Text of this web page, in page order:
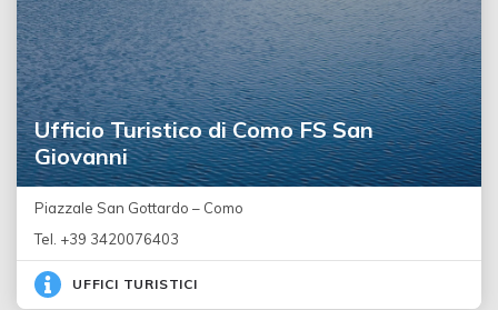
Ufficio Turistico di Como FS San
Giovanni
Piazzale San Gottardo – Como
Tel. +39 3420076403
UFFICI TURISTICI